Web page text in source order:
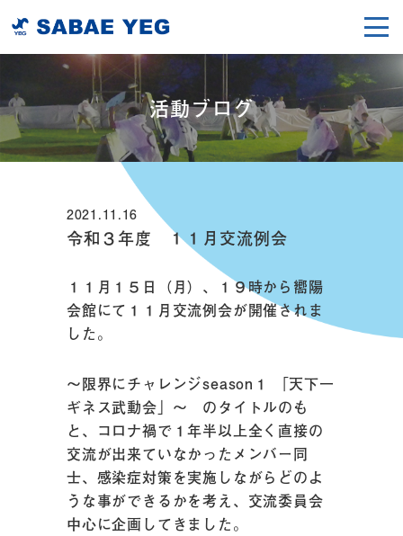
活動ブログ
2021.11.16
令和３年度 １１月交流例会
１１月１５日（月）、１９時から嚮陽
会館にて１１月交流例会が開催されま
した。
～限界にチャレンジseason１ 「天下一
ギネス武動会」～ のタイトルのも
と、コロナ禍で１年半以上全く直接の
交流が出来ていなかったメンバー同
士、感染症対策を実施しながらどのよ
うな事ができるかを考え、交流委員会
中心に企画してきました。